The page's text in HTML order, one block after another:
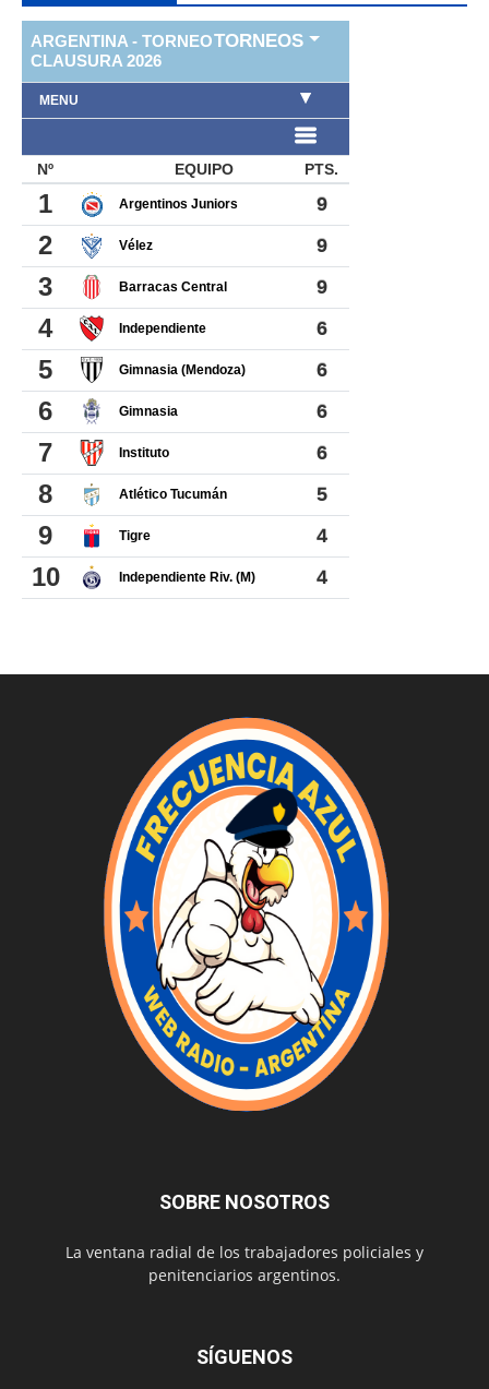
SOBRE NOSOTROS
La ventana radial de los trabajadores policiales y
penitenciarios argentinos.
SÍGUENOS